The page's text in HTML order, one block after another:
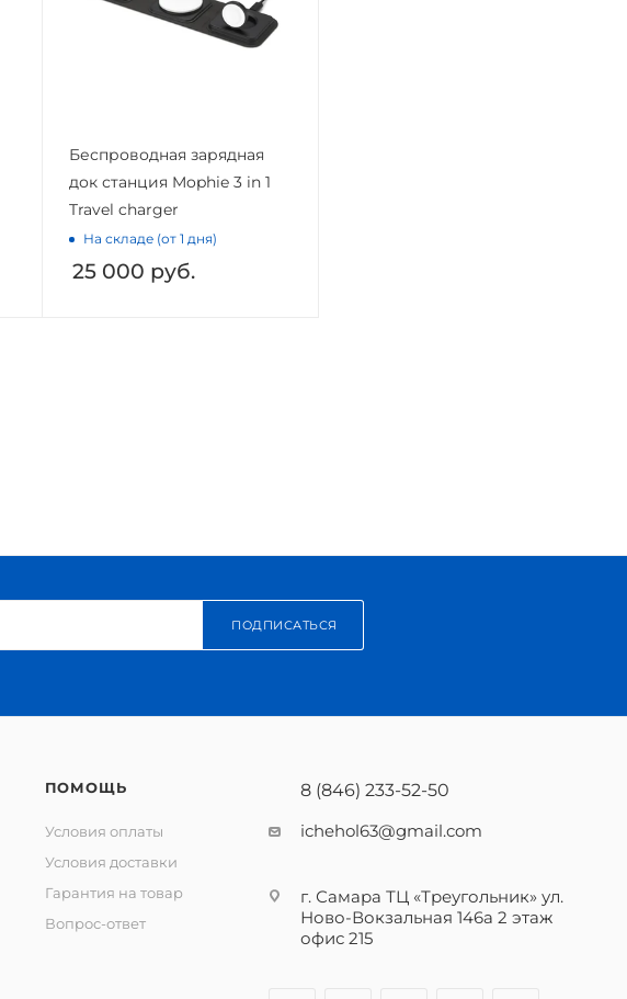
Беспроводная зарядная
док станция Mophie 3 in 1
Travel charger
На складе (от 1 дня)
25 000 руб.
ПОДПИСАТЬСЯ
ПОМОЩЬ
Условия оплаты
Условия доставки
Гарантия на товар
Вопрос-ответ
8 (846) 233-52-50
ichehol63@gmail.com
г. Самара ТЦ «Треугольник» ул.
Ново-Вокзальная 146а 2 этаж
офис 215